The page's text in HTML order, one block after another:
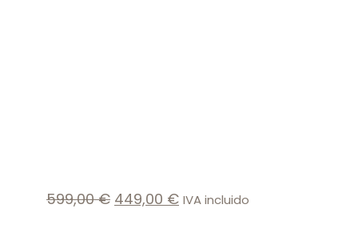
599,00€ 449,00 € IVA incluido